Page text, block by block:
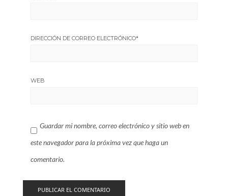
DIRECCIÓN DE CORREO ELECTRÓNICO*
WEB
Guardar mi nombre, correo electrónico y sitio web en
este navegador para la próxima vez que haga un
comentario.